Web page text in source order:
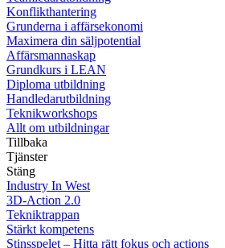
Konflikthantering
Grunderna i affärsekonomi
Maximera din säljpotential
Affärsmannaskap
Grundkurs i LEAN
Diploma utbildning
Handledarutbildning
Teknikworkshops
Allt om utbildningar
Tillbaka
Tjänster
Stäng
Industry In West
3D-Action 2.0
Tekniktrappan
Stärkt kompetens
Stinsspelet – Hitta rätt fokus och actions